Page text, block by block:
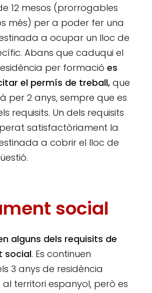
12 mesos (prorrogables
més) per a poder fer una
a ocupar un lloc de
Abans que caduqui el
per formacióes
el permís de treball,que
per 2 anys, sempre que es
requisits. Un dels requisits
satisfactòriament la
a cobrir el lloc de
social
alguns dels requisits de
social. Es continuen
3 anys de residència
territori espanyol, però es